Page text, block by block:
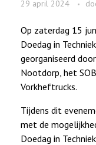
29 april 2024
Op zaterdag 15
Doedag in
georganiseerd
Nootdorp, het
Vorkheftrucks.
Tijdens dit
met de
Doedag in